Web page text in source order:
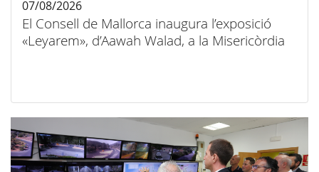
El Consell de Mallorca inaugura l’exposició
«Leyarem», d’Aawah Walad, a la Misericòrdia
07/08/2026